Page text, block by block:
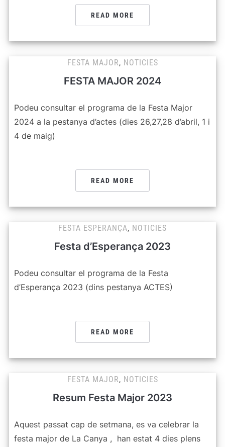
READ MORE
FESTA MAJOR, NOTICIES
FESTA MAJOR 2024
Podeu consultar el programa de la Festa Major
2024 a la pestanya d’actes (dies 26,27,28 d’abril, 1 i
4 de maig)
READ MORE
FESTA ESPERANÇA, NOTICIES
Festa d’Esperança 2023
Podeu consultar el programa de la Festa
d’Esperança 2023 (dins pestanya ACTES)
READ MORE
FESTA MAJOR, NOTICIES
Resum Festa Major 2023
Aquest passat cap de setmana, es va celebrar la
festa major de La Canya , han estat 4 dies plens